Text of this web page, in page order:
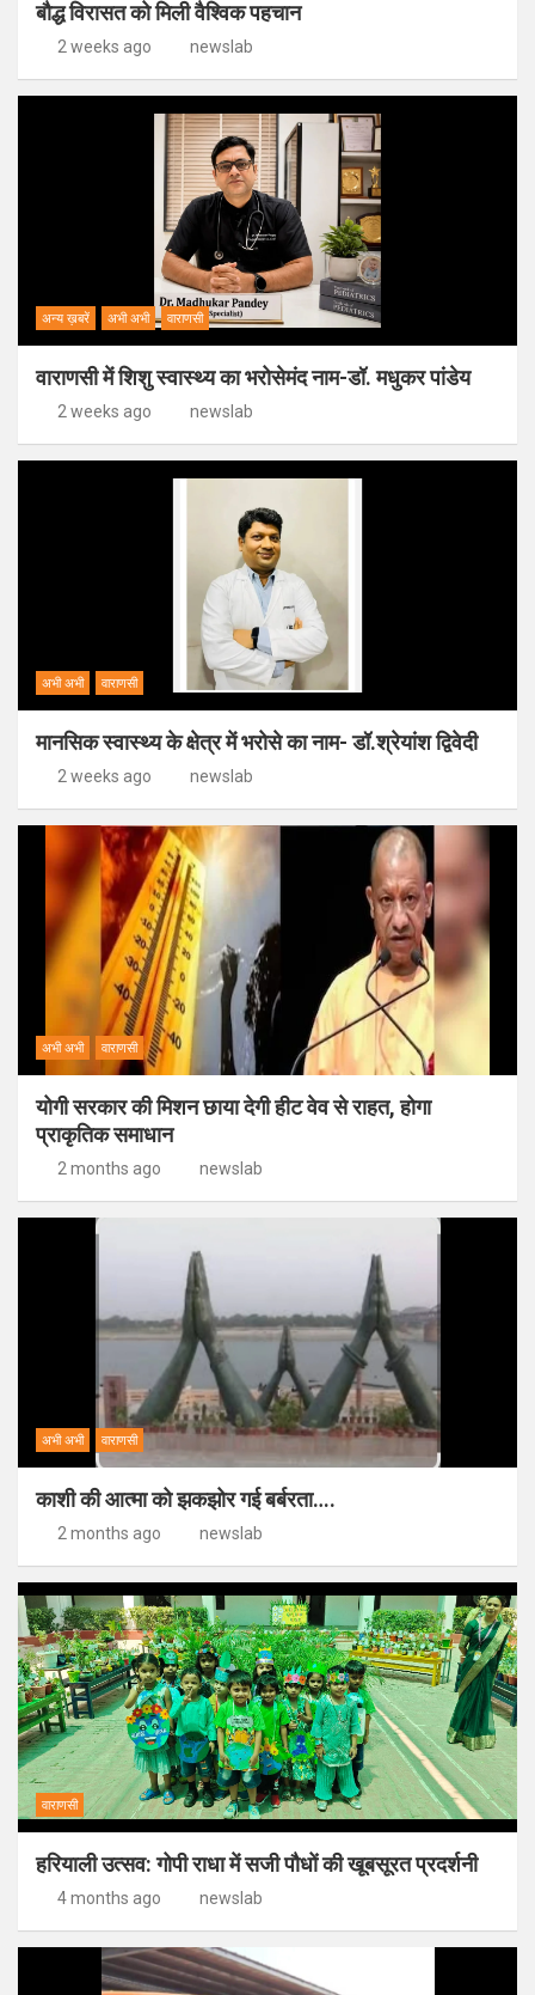
बौद्ध विरासत को मिली वैश्विक पहचान
2 weeks ago newslab
अन्य ख़बरें अभी अभी वाराणसी
वाराणसी में शिशु स्वास्थ्य का भरोसेमंद नाम-डॉ. मधुकर पांडेय
2 weeks ago newslab
अभी अभी वाराणसी
मानसिक स्वास्थ्य के क्षेत्र में भरोसे का नाम- डॉ.श्रेयांश द्विवेदी
2 weeks ago newslab
अभी अभी वाराणसी
योगी सरकार की मिशन छाया देगी हीट वेव से राहत, होगा
प्राकृतिक समाधान
2 months ago newslab
अभी अभी वाराणसी
काशी की आत्मा को झकझोर गई बर्बरता….
2 months ago newslab
वाराणसी
हरियाली उत्सव: गोपी राधा में सजी पौधों की खूबसूरत प्रदर्शनी
4 months ago newslab